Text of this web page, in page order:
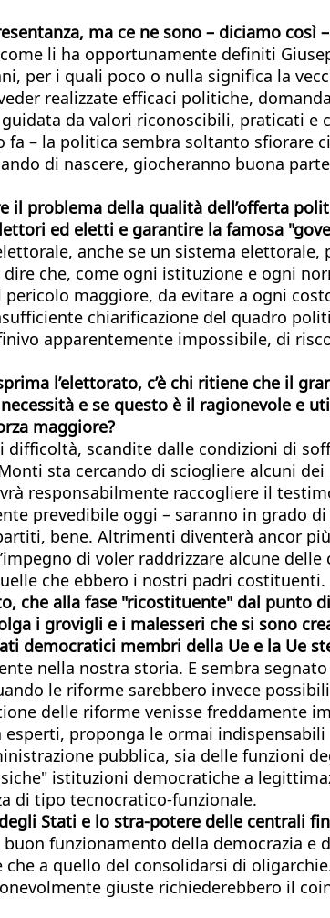
ma ce ne sono – diciamo
li ha opportunamente definiti
per i quali poco o nulla significa la
realizzate efficaci politiche,
da valori riconoscibili, praticati
fa – la politica sembra soltanto sfiorare
di nascere, giocheranno buona
il problema della qualità dell’offerta
ed eletti e garantire la famosa
anche se un sistema
che, come ogni istituzione e ogni
maggiore, da evitare a ogni
chiarificazione del quadro
apparentemente impossibile, di
l’elettorato, c’è chi ritiene che il
e se questo è il ragionevole e
maggiore?
scandite dalle condizioni di
sta cercando di sciogliere alcuni
responsabilmente raccogliere il
prevedibile oggi – saranno in grado
bene. Altrimenti diventerà ancor
di voler raddrizzare alcune
che ebbero i nostri padri costituenti.
che alla fase "ricostituente" dal
i grovigli e i malesseri che si sono
democratici membri della Ue e la Ue
nella nostra storia. E sembra
le riforme sarebbero invece
delle riforme venisse freddamente
proponga le ormai
pubblica, sia delle funzioni
istituzioni democratiche a
di tipo tecnocratico-funzionale.
Stati e lo stra-potere delle centrali
funzionamento della democrazia e
a quello del consolidarsi di
giuste richiederebbero il